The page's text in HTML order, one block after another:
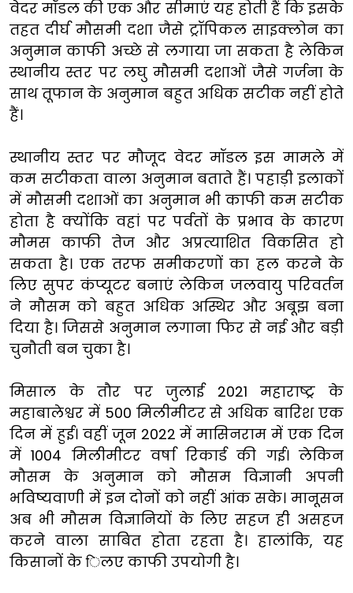
वेदर मॉडल की एक और सीमाएं यह होती हैं कि इसके
तहत दीर्घ मौसमी दशा जैसे ट्रॉपिकल साइक्लोन का
अनुमान काफी अच्छे से लगाया जा सकता है लेकिन
स्थानीय स्तर पर लघु मौसमी दशाओं जैसे गर्जना के
साथ तूफान के अनुमान बहुत अधिक सटीक नहीं होते
हैं।
स्थानीय स्तर पर मौजूद वेदर मॉडल इस मामले में
कम सटीकता वाला अनुमान बताते हैं। पहाड़ी इलाकों
में मौसमी दशाओं का अनुमान भी काफी कम सटीक
होता है क्योंकि वहां पर पर्वतों के प्रभाव के कारण
मौमस काफी तेज और अप्रत्याशित विकसित हो
सकता है। एक तरफ समीकरणों का हल करने के
लिए सुपर कंप्यूटर बनाएं लेकिन जलवायु परिवर्तन
ने मौसम को बहुत अधिक अस्थिर और अबूझ बना
दिया है। जिससे अनुमान लगाना फिर से नई और बड़ी
चुनौती बन चुका है।
मिसाल के तौर पर जुलाई 2021 महाराष्ट्र के
महाबालेश्वर में 500 मिलीमीटर से अधिक बारिश एक
दिन में हुई। वहीं जून 2022 में मासिनराम में एक दिन
में 1004 मिलीमीटर वर्षा रिकार्ड की गई। लेकिन
मौसम के अनुमान को मौसम विज्ञानी अपनी
भविष्यवाणी में इन दोनों को नहीं आंक सके। मानूसन
अब भी मौसम विज्ञानियों के लिए सहज ही असहज
करने वाला साबित होता रहता है। हालांकि, यह
किसानों के िलए काफी उपयोगी है।